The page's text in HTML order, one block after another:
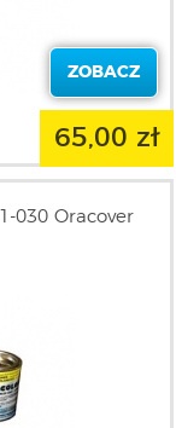
ZOBACZ
65,00 zł
030 Oracover